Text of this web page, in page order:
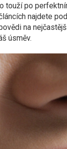
touží po
najdete
na
úsměv.